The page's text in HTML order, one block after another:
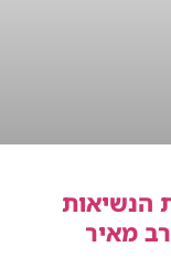
הנשיאות
מאיר